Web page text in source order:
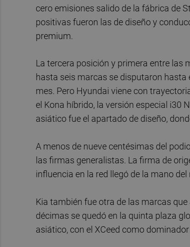
cero emisiones salido de la fábrica de
positivas fueron las de diseño y
premium.
La tercera posición y primera entre las
hasta seis marcas se disputaron hasta
mes. Pero Hyundai viene con
el Kona híbrido, la versión especial i30
asiático fue el apartado de diseño,
A menos de nueve centésimas del
las firmas generalistas. La firma de
influencia en la red llegó de la mano del
Kia también fue otra de las marcas
décimas se quedó en la quinta plaza
asiático, con el XCeed como